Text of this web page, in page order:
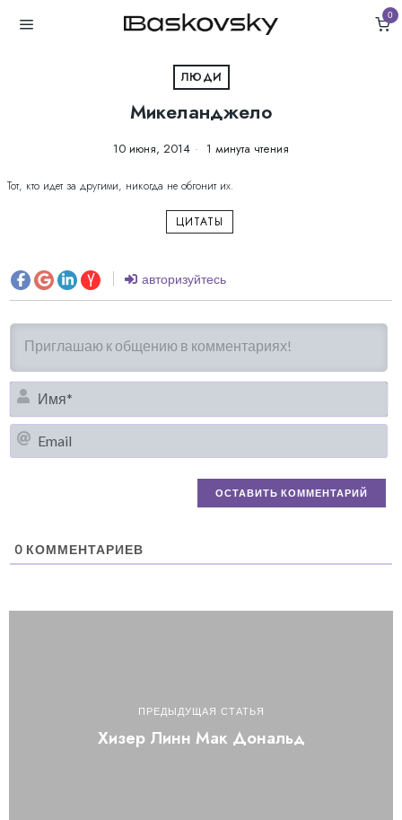
0
ЛЮДИ
Микеланджело
10 июня, 2014 1 минута чтения
Тот, кто идет за другими, никогда не обгонит их.
ЦИТАТЫ
авторизуйтесь
0 КОММЕНТАРИЕВ
ПРЕДЫДУЩАЯ СТАТЬЯ
Хизер Линн Мак Дональд